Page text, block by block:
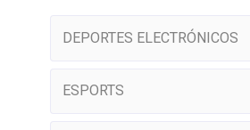
DEPORTES ELECTRÓNICOS
ESPORTS